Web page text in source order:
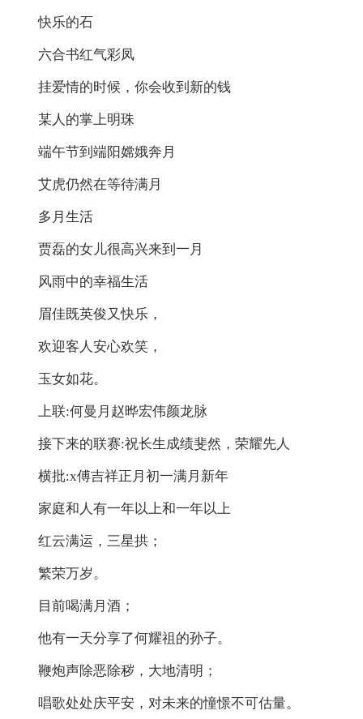
快乐的石
六合书红气彩凤
挂爱情的时候，你会收到新的钱
某人的掌上明珠
端午节到端阳嫦娥奔月
艾虎仍然在等待满月
多月生活
贾磊的女儿很高兴来到一月
风雨中的幸福生活
眉佳既英俊又快乐，
欢迎客人安心欢笑，
玉女如花。
上联:何曼月赵晔宏伟颜龙脉
接下来的联赛:祝长生成绩斐然，荣耀先人
横批:x傅吉祥正月初一满月新年
家庭和人有一年以上和一年以上
红云满运，三星拱；
繁荣万岁。
目前喝满月酒；
他有一天分享了何耀祖的孙子。
鞭炮声除恶除秽，大地清明；
唱歌处处庆平安，对未来的憧憬不可估量。